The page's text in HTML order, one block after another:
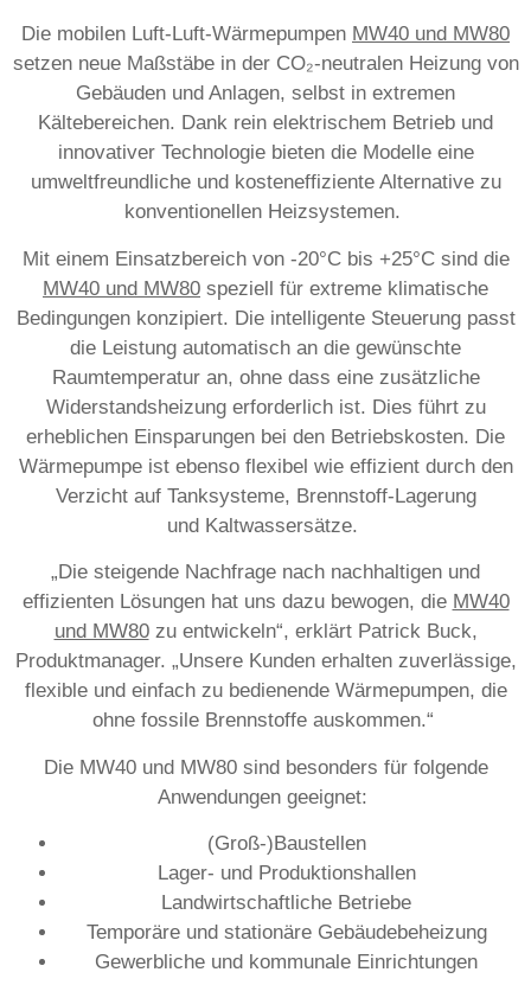
Die mobilen Luft-Luft-Wärmepumpen MW40 und MW80
setzen neue Maßstäbe in der CO₂-neutralen Heizung von
Gebäuden und Anlagen, selbst in extremen
Kältebereichen. Dank rein elektrischem Betrieb und
innovativer Technologie bieten die Modelle eine
umweltfreundliche und kosteneffiziente Alternative zu
konventionellen Heizsystemen.
Mit einem Einsatzbereich von -20°C bis +25°C sind die
MW40 und MW80 speziell für extreme klimatische
Bedingungen konzipiert. Die intelligente Steuerung passt
die Leistung automatisch an die gewünschte
Raumtemperatur an, ohne dass eine zusätzliche
Widerstandsheizung erforderlich ist. Dies führt zu
erheblichen Einsparungen bei den Betriebskosten. Die
Wärmepumpe ist ebenso flexibel wie effizient durch den
Verzicht auf Tanksysteme, Brennstoff-Lagerung
und Kaltwassersätze.
„Die steigende Nachfrage nach nachhaltigen und
effizienten Lösungen hat uns dazu bewogen, die MW40
und MW80zu entwickeln“, erklärt Patrick Buck,
Produktmanager. „Unsere Kunden erhalten zuverlässige,
flexible und einfach zu bedienende Wärmepumpen, die
ohne fossile Brennstoffe auskommen.“
Die MW40 und MW80 sind besonders für folgende
Anwendungen geeignet:
(Groß-)Baustellen
Lager- und Produktionshallen
Landwirtschaftliche Betriebe
Temporäre und stationäre Gebäudebeheizung
Gewerbliche und kommunale Einrichtungen